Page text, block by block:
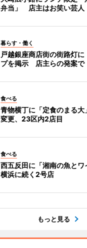
弁当」 店主はお笑い芸人
暮らす・働く
戸越銀座商店街の街路灯
プを掲示 店主らの発案で
食べる
青物横丁に「定食のまる
変更、23区内2店目
食べる
西五反田に「湘南の魚と
横浜に続く2号店
もっと見る